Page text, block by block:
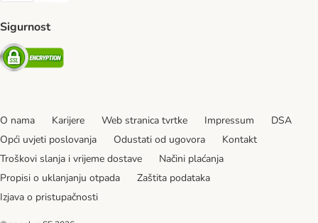
Sigurnost
Security
O nama Karijere Web stranica tvrtke Impressum
DSA
Opći uvjeti poslovanja
Odustati od ugovora
Kontakt
Troškovi slanja i vrijeme dostave
Načini plaćanja
Propisi o uklanjanju otpada
Zaštita podataka
Izjava o pristupačnosti